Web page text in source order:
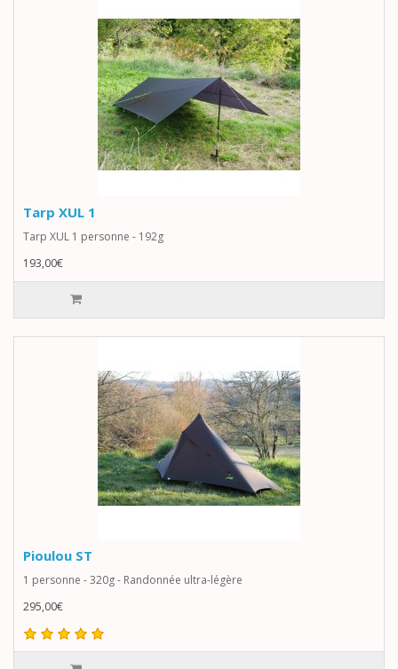
Tarp XUL 1
Tarp XUL 1 personne - 192g
193,00€
Pioulou ST
1 personne - 320g - Randonnée ultra-légère
295,00€